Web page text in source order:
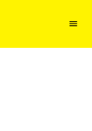
Menu